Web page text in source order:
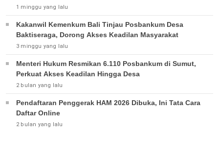
1 minggu yang lalu
Kakanwil Kemenkum Bali Tinjau Posbankum Desa
Baktiseraga, Dorong Akses Keadilan Masyarakat
3 minggu yang lalu
Menteri Hukum Resmikan 6.110 Posbankum di Sumut,
Perkuat Akses Keadilan Hingga Desa
2 bulan yang lalu
Pendaftaran Penggerak HAM 2026 Dibuka, Ini Tata Cara
Daftar Online
2 bulan yang lalu